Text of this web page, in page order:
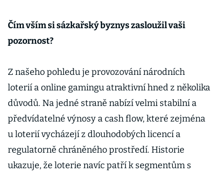
Čím vším si sázkařský byznys zasloužil vaši
pozornost?
Z našeho pohledu je provozování národních
loterií a online gamingu atraktivní hned z několika
důvodů. Na jedné straně nabízí velmi stabilní a
předvídatelné výnosy a cash flow, které zejména
u loterií vycházejí z dlouhodobých licencí a
regulatorně chráněného prostředí. Historie
ukazuje, že loterie navíc patří k segmentům s